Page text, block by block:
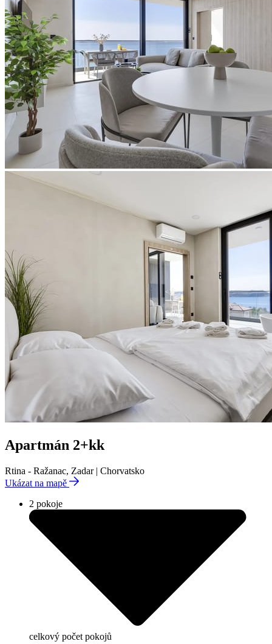
Apartmán 2+kk
Rtina - Ražanac, Zadar | Chorvatsko
Ukázat na mapě
2 pokoje
celkový počet pokojů